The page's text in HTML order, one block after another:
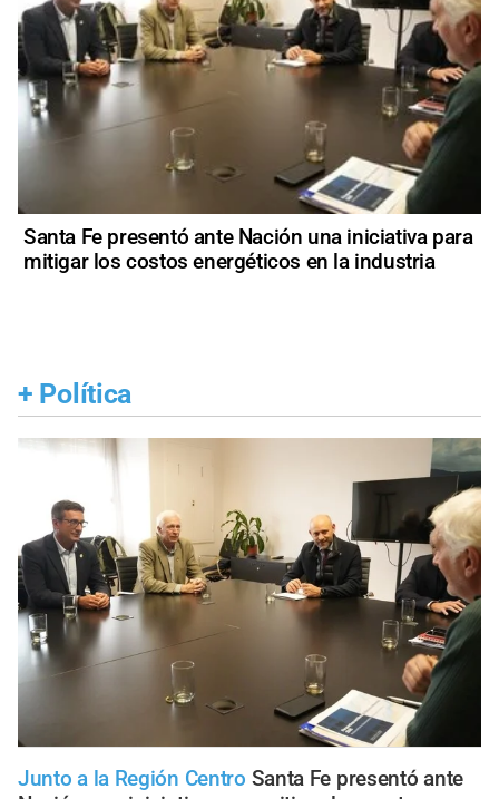
Santa Fe presentó ante Nación una iniciativa para
mitigar los costos energéticos en la industria
+ Política
Junto a la Región Centro Santa Fe presentó ante